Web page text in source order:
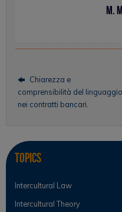
M.
Chiarezza e
comprensibilità del linguaggio
nei contratti bancari.
Topics
Intercultural Law
Intercultural Theory